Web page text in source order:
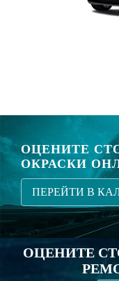
ОЦЕНИТЕ
ОКРАСКИ
ПЕРЕЙТИ В
ОЦЕНИТЕ